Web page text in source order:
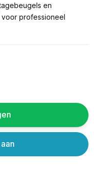
en
professioneel